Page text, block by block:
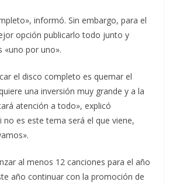
informó. Sin embargo, para el
opción publicarlo todo junto y
«uno por uno».
el disco completo es quemar el
una inversión muy grande y a la
atención a todo», explicó
no es este tema será el que viene,
al menos 12 canciones para el año
año continuar con la promoción de